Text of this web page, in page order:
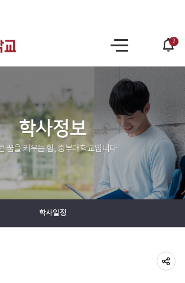
사
트
2
학사정보
꿈을 키우는 힘, 중부대학교입니다
학사일정